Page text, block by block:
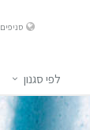
סניפים
לפי סגנון